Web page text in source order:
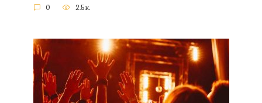
0 2.5к.